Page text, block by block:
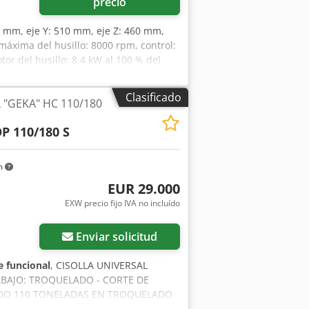
mm, eje Y: 510 mm, eje Z: 460 mm,
del husillo: 8000 rpm, control:
del husillo: 8,4 kW al 100 % del
peso: 3,8 t, horas de
h. Equipamiento: soporte de
sistema de refrigeración de
Heidenhain TT140, mesa
mandril de cuatro mordazas,
contenedor de virutas, mesa
plataforma móvil para la
aproximadamente 36
Es posible realizar una inspección in
Clasificado
"GEKA" HC 110/180
110/180 S
EUR 29.000
EXW precio fijo IVA no incluído
Enviar solicitud
funcional, CISOLLA UNIVERSAL
TROQUELADO - CORTE DE
110 TONELADAS EN TROQUELADO